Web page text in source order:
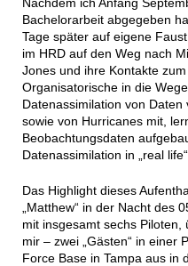
Bachelorarbeit abgegeben
Tage später auf eigene
im HRD auf den Weg nach
Jones und ihre Kontakte
Organisatorische in die
Datenassimilation von
sowie von Hurricanes mit,
Beobachtungsdaten
Datenassimilation in „real
Das Highlight dieses
„Matthew“ in der Nacht des
mit insgesamt sechs
mir – zwei „Gästen“ in einer
Force Base in Tampa aus in